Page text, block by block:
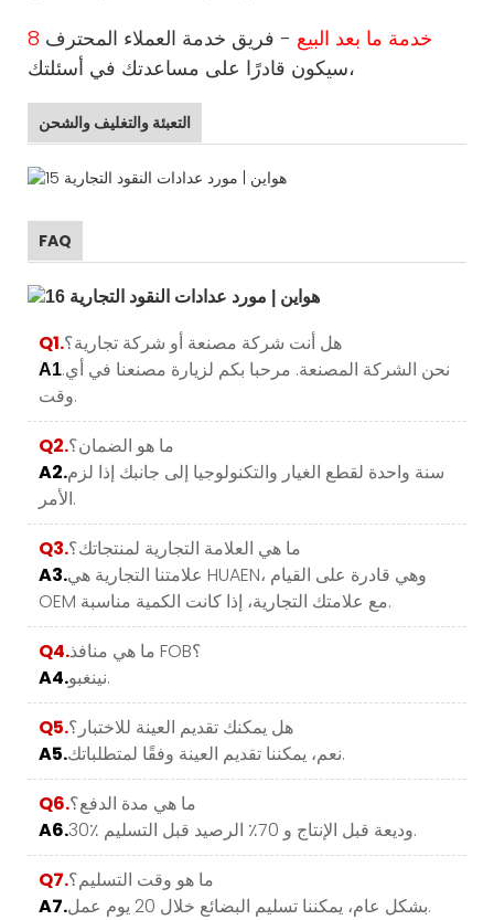
8 خدمة ما بعد البيع - فريق خدمة العملاء المحترف
سيكون قادرًا على مساعدتك في أسئلتك،
التعبئة والتغليف والشحن
FAQ
Q1.هل أنت شركة مصنعة أو شركة تجارية؟
A1.نحن الشركة المصنعة. مرحبا بكم لزيارة مصنعنا في أي
وقت.
Q2.ما هو الضمان؟
A2.سنة واحدة لقطع الغيار والتكنولوجيا إلى جانبك إذا لزم
الأمر.
Q3.ما هي العلامة التجارية لمنتجاتك؟
A3.علامتنا التجارية هي HUAEN، وهي قادرة على القيام
OEM مع علامتك التجارية، إذا كانت الكمية مناسبة.
Q4.
ما هي منافذ FOB؟
A4.
نينغبو.
Q5.هل يمكنك تقديم العينة للاختبار؟
A5.
نعم، يمكننا تقديم العينة وفقًا لمتطلباتك.
Q6.ما هي مدة الدفع؟
A6.
30٪ وديعة قبل الإنتاج و 70٪ الرصيد قبل التسليم.
Q7.ما هو وقت التسليم؟
A7.
بشكل عام، يمكننا تسليم البضائع خلال 20 يوم عمل.